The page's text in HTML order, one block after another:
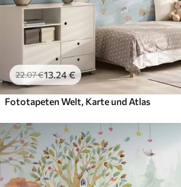
22.07€13.24€
Fototapeten Welt, Karte und Atlas